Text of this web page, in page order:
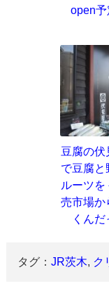
open
豆腐の伏
で豆腐と
ルーツを
売市場か
くんだ
タグ：JR茨木, ク